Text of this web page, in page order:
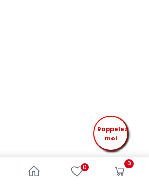
0 0
Rappelez
moi